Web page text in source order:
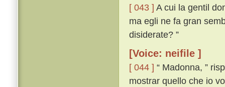
[ 043 ] A cui la gentil
ma egli ne fa gran
disiderate? ”
[Voice: neifile ]
[ 044 ] “ Madonna, ”
mostrar quello che io